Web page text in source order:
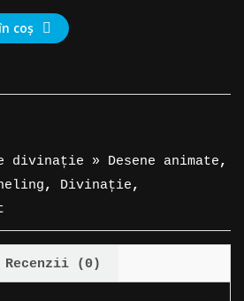
coș
divinație » Desene animate,
, Divinație,
Recenzii (0)